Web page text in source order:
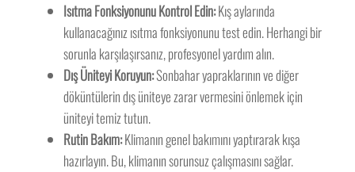
Isıtma Fonksiyonunu Kontrol Edin:Kış aylarında
kullanacağınız ısıtma fonksiyonunu test edin. Herhangi bir
sorunla karşılaşırsanız, profesyonel yardım alın.
Dış Üniteyi Koruyun:Sonbahar yapraklarının ve diğer
döküntülerin dış üniteye zarar vermesini önlemek için
üniteyi temiz tutun.
Rutin Bakım:Klimanın genel bakımını yaptırarak kışa
hazırlayın. Bu, klimanın sorunsuz çalışmasını sağlar.